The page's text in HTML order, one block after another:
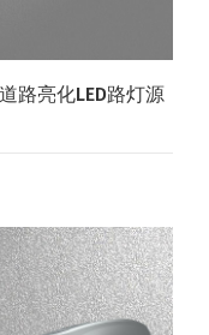
路亮化LED路灯源